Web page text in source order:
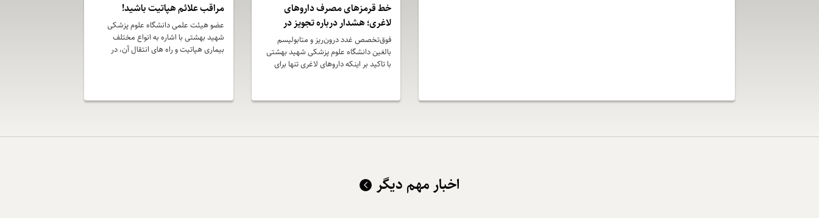
خط قرمز‌های مصرف داروهای
لاغری؛ هشدار درباره تجویز در
مراکز غیرپزشکی
فوق‌تخصص غدد درون‌ریز و متابولیسم
بالغین دانشگاه علوم پزشکی شهید بهشتی
با تاکید بر اینکه داروهای لاغری تنها برای
این داروها و تجویز آن‌ها در اماکن
مراقب علائم هپاتیت باشید!
عضو هیئت علمی دانشگاه علوم پزشکی
شهید بهشتی با اشاره به انواع مختلف
بیماری هپاتیت و راه های انتقال آن، در
اخبار مهم دیگر